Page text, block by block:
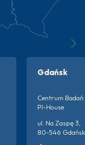
Gdańsk
Centrum
PI-House
ul. Na Zaspę 3,
80-546 Gdańsk